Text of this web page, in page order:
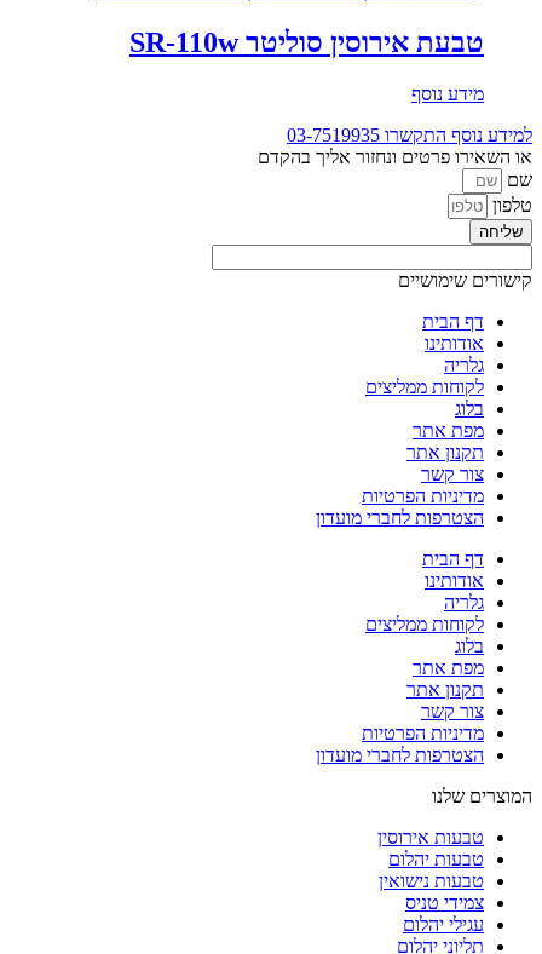
טבעת אירוסין סוליטר SR-110w
מידע נוסף
למידע נוסף התקשרו 03-7519935
או השאירו פרטים ונחזור אליך בהקדם
שם
טלפון
שליחה
קישורים שימושיים
דף הבית
אודותינו
גלריה
לקוחות ממליצים
בלוג
מפת אתר
תקנון אתר
צור קשר
מדיניות הפרטיות
הצטרפות לחברי מועדון
דף הבית
אודותינו
גלריה
לקוחות ממליצים
בלוג
מפת אתר
תקנון אתר
צור קשר
מדיניות הפרטיות
הצטרפות לחברי מועדון
המוצרים שלנו
טבעות אירוסין
טבעות יהלום
טבעות נישואין
צמידי טניס
עגילי יהלום
תליוני יהלום